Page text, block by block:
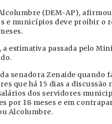
(DEM-AP),
e municípios deve proibir o
a estimativa passada pelo
senadora Zenaide quando
que há 15 dias a discussão
dos servidores
por 18 meses e em
Alcolumbre.